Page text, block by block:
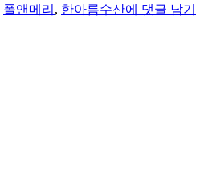
폴앤메리 , 한아름수산팁]
에 댓글 남기